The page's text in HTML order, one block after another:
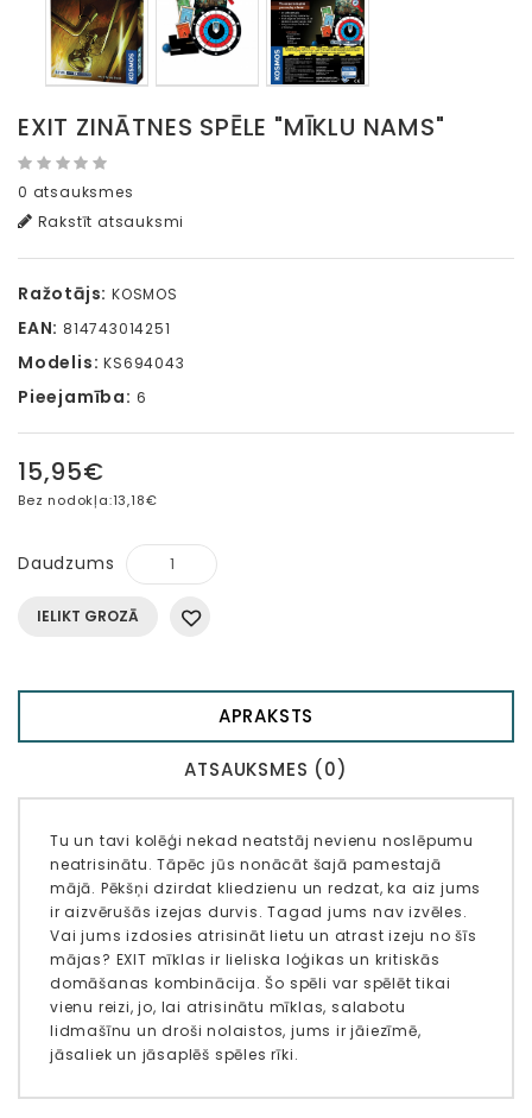
EXIT ZINĀTNES SPĒLE "MĪKLU NAMS"
0 atsauksmes
Rakstīt atsauksmi
Ražotājs: KOSMOS
EAN: 814743014251
Modelis: KS694043
Pieejamība: 6
15,95€
Bez nodokļa:13,18€
Daudzums
IELIKT GROZĀ
APRAKSTS
ATSAUKSMES (0)
Tu un tavi kolēģi nekad neatstāj nevienu noslēpumu
neatrisinātu. Tāpēc jūs nonācāt šajā pamestajā
mājā. Pēkšņi dzirdat kliedzienu un redzat, ka aiz jums
ir aizvērušās izejas durvis. Tagad jums nav izvēles.
Vai jums izdosies atrisināt lietu un atrast izeju no šīs
mājas? EXIT mīklas ir lieliska loģikas un kritiskās
domāšanas kombinācija. Šo spēli var spēlēt tikai
vienu reizi, jo, lai atrisinātu mīklas, salabotu
lidmašīnu un droši nolaistos, jums ir jāiezīmē,
jāsaliek un jāsaplēš spēles rīki.